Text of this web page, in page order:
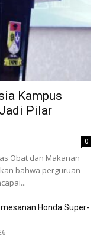
Kampus
Pilar
0
Obat dan Makanan
bahwa perguruan
Honda Super-